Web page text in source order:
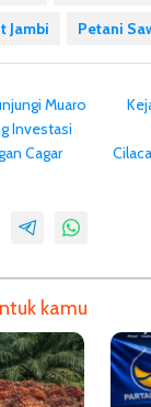
Jambi
Petani
Muaro
Investasi
Cagar
kamu